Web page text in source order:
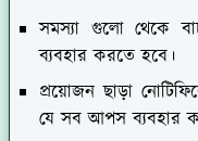
সমস্যা গুলো থেকে
ব্যবহার করতে হবে।
প্রয়োজন ছাড়া
যে সব আপস ব্যবহার